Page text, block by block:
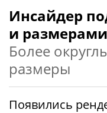
Инсайдер
и
Более
размеры
Появились